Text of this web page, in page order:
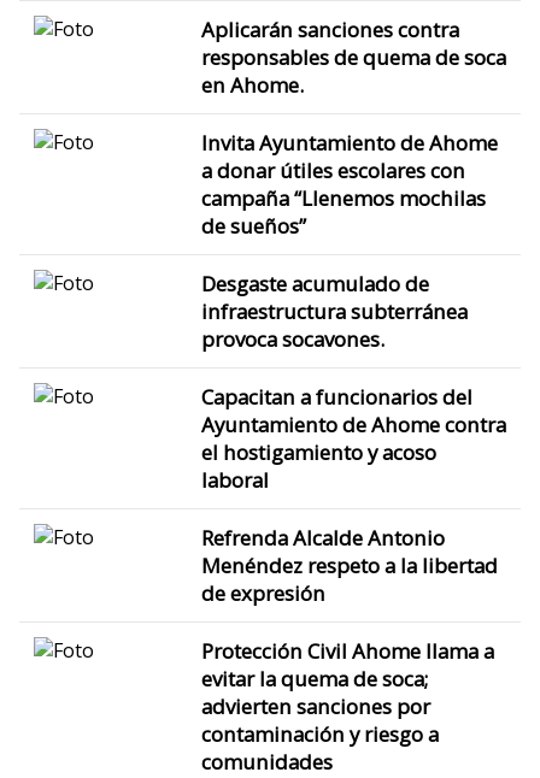
Aplicarán sanciones contra
responsables de quema de soca
en Ahome.
Invita Ayuntamiento de Ahome
a donar útiles escolares con
campaña “Llenemos mochilas
de sueños”
Desgaste acumulado de
infraestructura subterránea
provoca socavones.
Capacitan a funcionarios del
Ayuntamiento de Ahome contra
el hostigamiento y acoso
laboral
Refrenda Alcalde Antonio
Menéndez respeto a la libertad
de expresión
Protección Civil Ahome llama a
evitar la quema de soca;
advierten sanciones por
contaminación y riesgo a
comunidades